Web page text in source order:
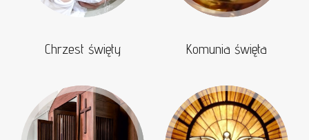
Chrzest święty Komunia święta